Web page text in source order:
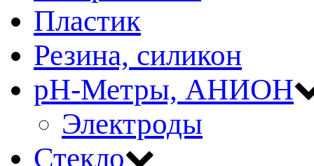
Пластик
Резина, силикон
рН-Метры, АНИОН
Электроды
Стекло